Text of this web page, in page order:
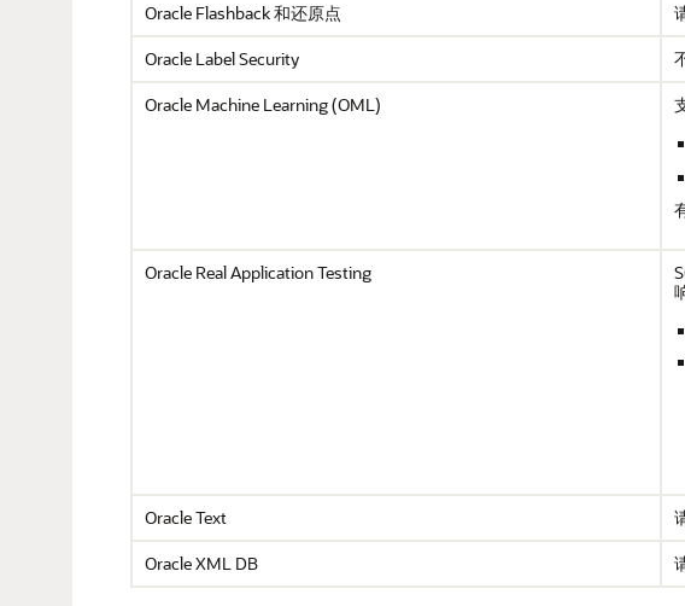
Oracle Flashback 和还原点
Oracle Label Security
Oracle Machine Learning (OML)
Oracle Real Application Testing
Oracle Text
Oracle XML DB